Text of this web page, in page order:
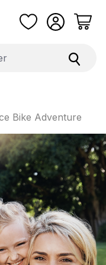
Bike Adventure